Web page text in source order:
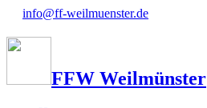
info@ff-weilmuenster.de
FFW Weilmünster